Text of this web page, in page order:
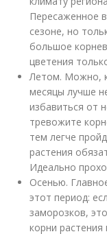
Пересаженное
сезоне, но
большое
цветения
Летом. Можно,
месяцы лучше
избавиться от
тревожите
тем легче
растения
Идеально
Осенью.
этот период:
заморозков,
корни растения